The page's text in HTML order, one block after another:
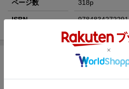
ページ数 318p
ISBN 9784834272291